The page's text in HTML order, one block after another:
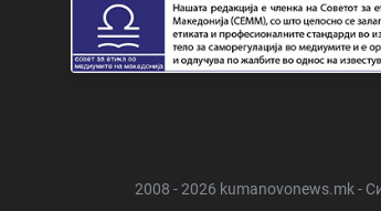
2008 - 2026 kumanovonews.mk -